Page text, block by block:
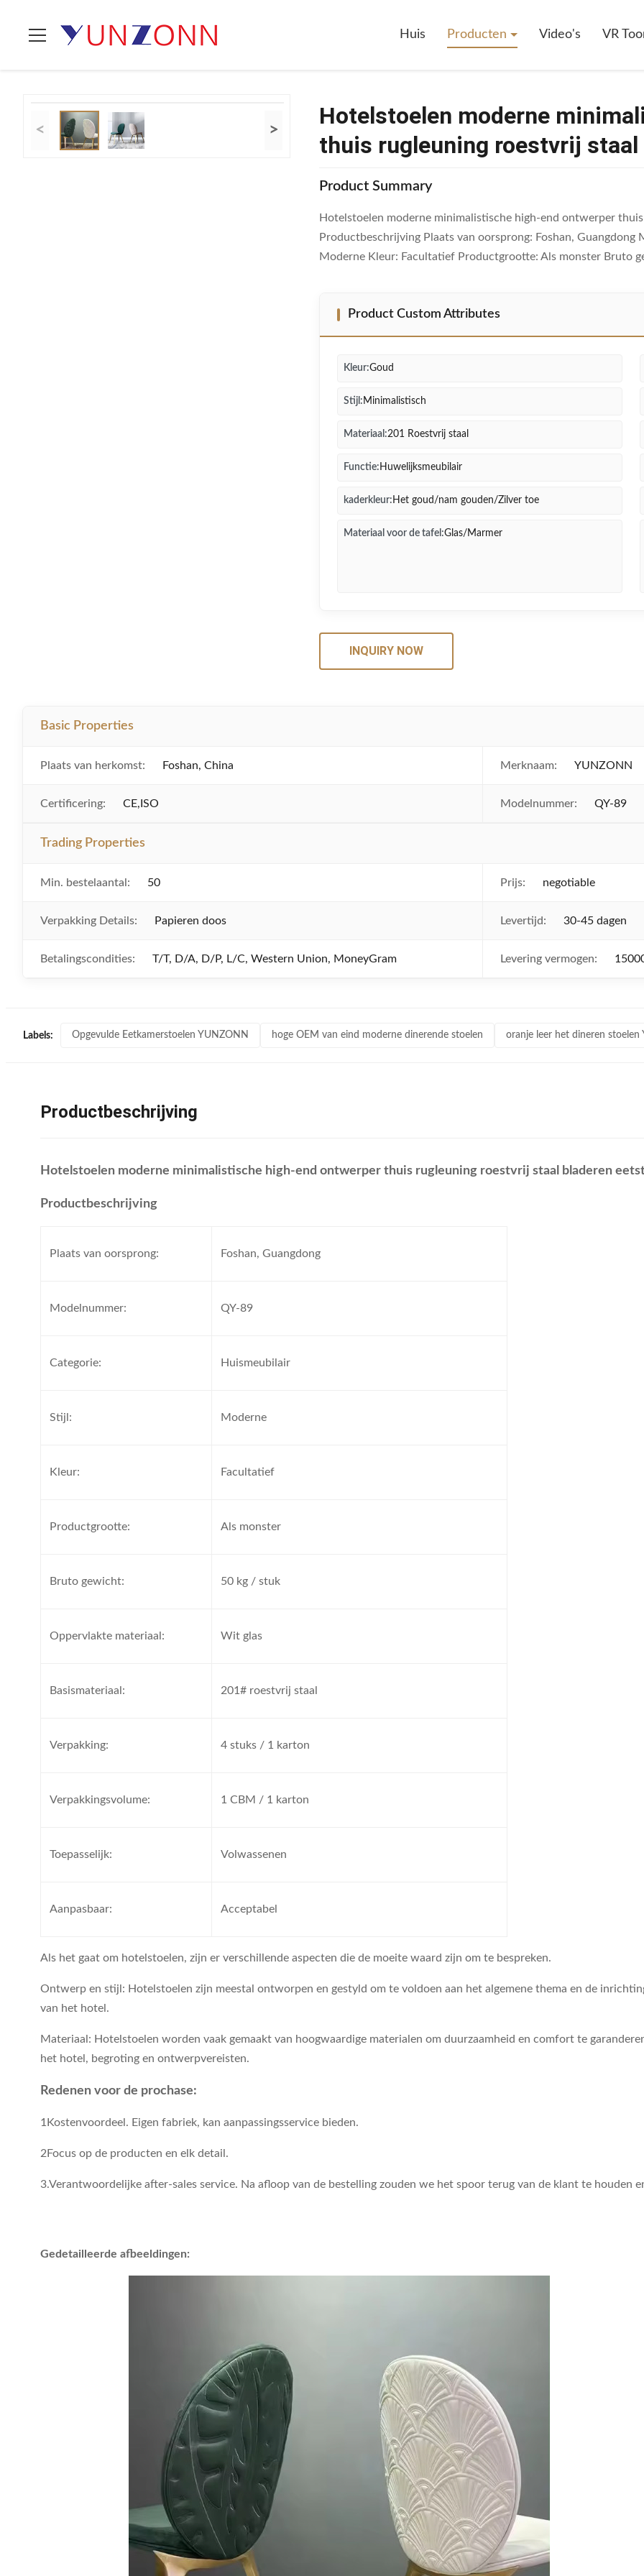
Huis Producten Video's VR
< >
Hotelstoelen moderne
thuis rugleuning roestvrij
Product Summary
Hotelstoelen moderne minimalistische high-end ontwerper
Productbeschrijving Plaats van oorsprong: Foshan,
Moderne Kleur: Facultatief Productgrootte: Als monster Bruto
Product Custom Attributes
Kleur:Goud
Stijl: Minimalistisch
Materiaal:201 Roestvrij staal
Functie: Huwelijksmeubilair
kaderkleur: Het goud/nam gouden/Zilver toe
Materiaal voor de tafel:Glas/Marmer
INQUIRY NOW
Basic Properties
Plaats van herkomst: Foshan, China Merknaam: YUNZONN
Certificering: CE,ISO Modelnummer: QY-89
Trading Properties
Min. bestelaantal: 50 Prijs: negotiable
Verpakking Details: Papieren doos Levertijd: 30-45 dagen
Betalingscondities: T/T, D/A, D/P, L/C, Western Union, MoneyGram Levering vermogen:
Labels: Opgevulde Eetkamerstoelen YUNZONN hoge OEM van eind moderne dinerende stoelen oranje leer het dineren stoelen
Productbeschrijving
Hotelstoelen moderne minimalistische high-end ontwerper thuis rugleuning roestvrij staal bladeren
Productbeschrijving
Plaats van oorsprong: Foshan, Guangdong
Modelnummer: QY-89
Categorie: Huismeubilair
Stijl: Moderne
Kleur: Facultatief
Productgrootte: Als monster
Bruto gewicht: 50 kg / stuk
Oppervlakte materiaal: Wit glas
Basismateriaal: 201# roestvrij staal
Verpakking: 4 stuks / 1 karton
Verpakkingsvolume: 1 CBM / 1 karton
Toepasselijk: Volwassenen
Aanpasbaar: Acceptabel
Als het gaat om hotelstoelen, zijn er verschillende aspecten die de moeite waard zijn om te bespreken.
Ontwerp en stijl: Hotelstoelen zijn meestal ontworpen en gestyld om te voldoen aan het algemene thema en de
van het hotel.
Materiaal: Hotelstoelen worden vaak gemaakt van hoogwaardige materialen om duurzaamheid en comfort te
het hotel, begroting en ontwerpvereisten.
Redenen voor de prochase:
1Kostenvoordeel. Eigen fabriek, kan aanpassingsservice bieden.
2Focus op de producten en elk detail.
3.Verantwoordelijke after-sales service. Na afloop van de bestelling zouden we het spoor terug van de klant te houden
Gedetailleerde afbeeldingen: